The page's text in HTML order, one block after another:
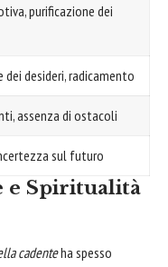
purificazione dei
desideri, radicamento
assenza di ostacoli
sul futuro
e Spiritualità
cadenteha spesso